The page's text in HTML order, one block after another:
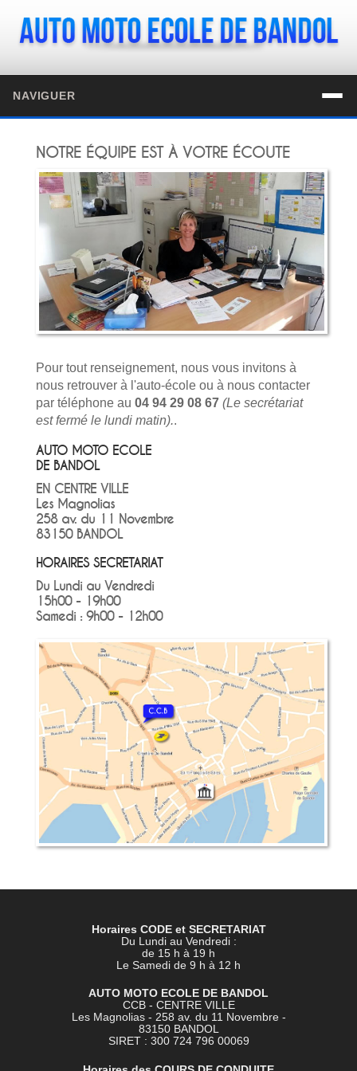
NAVIGUER
NOTRE ÉQUIPE EST À VOTRE ÉCOUTE
Pour tout renseignement, nous vous invitons à
nous retrouver à l'auto-école ou à nous contacter
par téléphone au 04 94 29 08 67 (Le secrétariat
est fermé le lundi matin)..
AUTO MOTO ECOLE
DE BANDOL
EN CENTRE VILLE
Les Magnolias
258 av. du 11 Novembre
83150 BANDOL
HORAIRES SECRETARIAT
Du Lundi au Vendredi
15h00 - 19h00
Samedi : 9h00 - 12h00
Horaires CODE et SECRETARIAT
Du Lundi au Vendredi :
de 15 h à 19 h
Le Samedi de 9 h à 12 h
AUTO MOTO ECOLE DE BANDOL
CCB - CENTRE VILLE
Les Magnolias - 258 av. du 11 Novembre -
83150 BANDOL
SIRET : 300 724 796 00069